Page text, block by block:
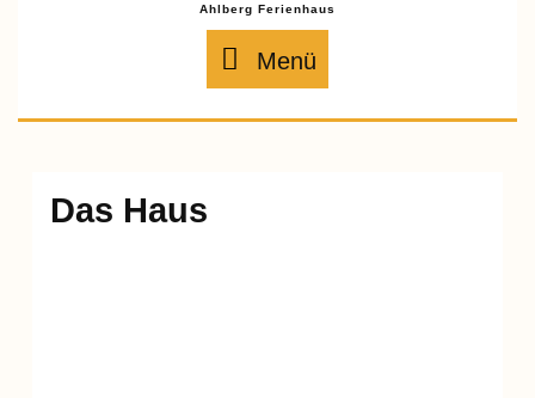
Ahlberg Ferienhaus
Menü
Das Haus